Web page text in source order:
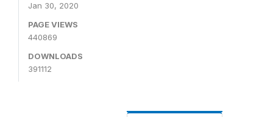
Jan 30, 2020
PAGE VIEWS
440869
DOWNLOADS
391112